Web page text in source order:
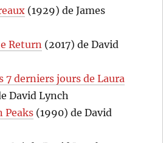
(1929) de James
Return (2017) de David
7 derniers jours de Laura
David Lynch
Peaks (1990) de David